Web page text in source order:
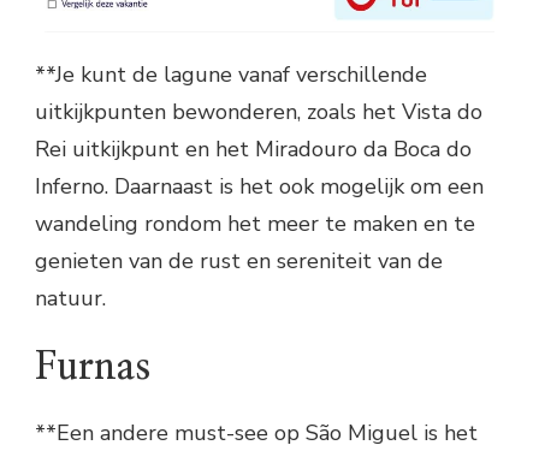
**Je kunt de lagune vanaf verschillende
uitkijkpunten bewonderen, zoals het Vista do
Rei uitkijkpunt en het Miradouro da Boca do
Inferno. Daarnaast is het ook mogelijk om een
wandeling rondom het meer te maken en te
genieten van de rust en sereniteit van de
natuur.
Furnas
**Een andere must-see op São Miguel is het